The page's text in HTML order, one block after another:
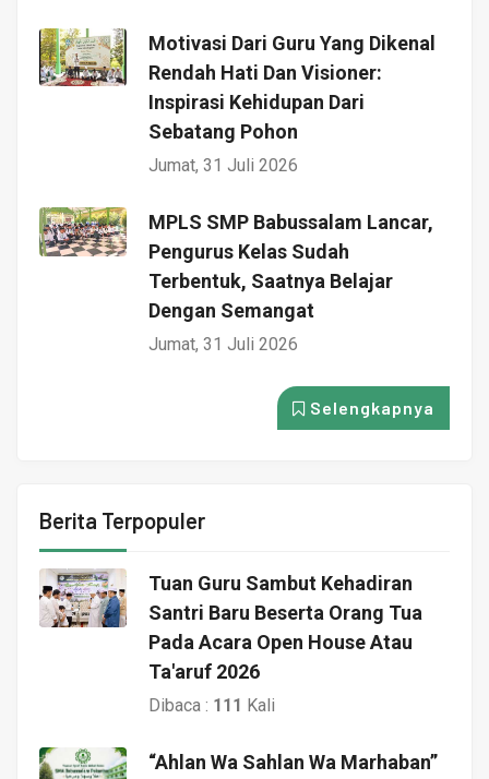
Motivasi Dari Guru Yang Dikenal
Rendah Hati Dan Visioner:
Inspirasi Kehidupan Dari
Sebatang Pohon
Jumat, 31 Juli 2026
MPLS SMP Babussalam Lancar,
Pengurus Kelas Sudah
Terbentuk, Saatnya Belajar
Dengan Semangat
Jumat, 31 Juli 2026
Selengkapnya
Berita Terpopuler
Tuan Guru Sambut Kehadiran
Santri Baru Beserta Orang Tua
Pada Acara Open House Atau
Ta'aruf 2026
Dibaca : 111 Kali
“Ahlan Wa Sahlan Wa Marhaban”